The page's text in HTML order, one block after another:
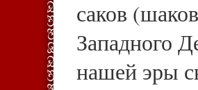
саков
Западного
нашей эры